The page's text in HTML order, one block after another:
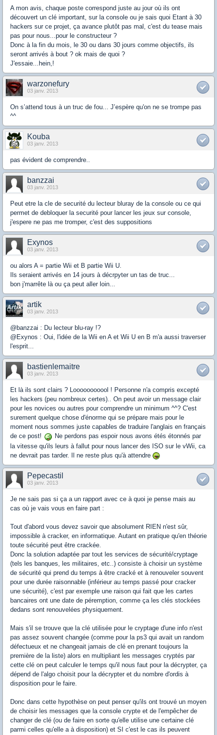
A mon avis, chaque poste correspond juste au jour où ils ont
découvert un clé important, sur la console ou je sais quoi Etant à 30
hackers sur ce projet, ça avance plutôt pas mal, c'est du tease mais
pas pour nous...pour le constructeur ?
Donc à la fin du mois, le 30 ou dans 30 jours comme objectifs, ils
seront arrivés à bout ? ok mais de quoi ?
J'essaie...hein,!
warzonefury
03 janv. 2013
On s’attend tous à un truc de fou... J’espère qu'on ne se trompe pas
^^
Kouba
03 janv. 2013
pas évident de comprendre..
banzzai
03 janv. 2013
Peut etre la cle de securité du lecteur bluray de la console ou ce qui
permet de debloquer la securité pour lancer les jeux sur console,
j'espere ne pas me tromper, c'est des suppositions
Exynos
03 janv. 2013
ou alors A = partie Wii et B partie Wii U.
Ils seraient arrivés en 14 jours à décrpyter un tas de truc...
bon j'marrête là ou ça peut aller loin...
artik
03 janv. 2013
@banzzai : Du lecteur blu-ray !?
@Exynos : Oui, l'idée de la Wii en A et Wii U en B m'a aussi traverser
l'esprit...
bastienlemaitre
03 janv. 2013
Et là ils sont clairs ? Looooooooool ! Personne n'a compris excepté
les hackers (peu nombreux certes).. On peut avoir un message clair
pour les novices ou autres pour comprendre un minimum ^^? C'est
surement quelque chose d'énorme qui se prépare mais pour le
moment nous sommes juste capables de traduire l'anglais en français
de ce post!
Ne perdons pas espoir nous avons étés étonnés par
la vitesse qu'ils leurs à fallut pour nous lancer des ISO sur le vWii, ca
ne devrait pas tarder. Il ne reste plus qu'à attendre
Pepecastil
03 janv. 2013
Je ne sais pas si ça a un rapport avec ce à quoi je pense mais au
cas où je vais vous en faire part :
Tout d'abord vous devez savoir que absolument RIEN n'est sûr,
impossible à cracker, en informatique. Autant en pratique qu'en théorie
toute sécurité peut être crackée.
Donc la solution adaptée par tout les services de sécurité/cryptage
(tels les banques, les militaires, etc..) consiste à choisir un système
de sécurité qui prend du temps à être cracké et à renouveler souvent
pour une durée raisonnable (inférieur au temps passé pour cracker
une sécurité), c'est par exemple une raison qui fait que les cartes
bancaires ont une date de péremption, comme ça les clés stockées
dedans sont renouvelées physiquement.
Mais s'il se trouve que la clé utilisée pour le cryptage d'une info n'est
pas assez souvent changée (comme pour la ps3 qui avait un random
défectueux et ne changeait jamais de clé en prenant toujours la
première de la liste) alors en multipliant les messages cryptés par
cette clé on peut calculer le temps qu'il nous faut pour la décrypter, ça
dépend de l'algo choisit pour la décrypter et du nombre d'ordis à
disposition pour le faire.
Donc dans cette hypothèse on peut penser qu'ils ont trouvé un moyen
de choisir les messages que la console crypte et de l'empêcher de
changer de clé (ou de faire en sorte qu'elle utilise une certaine clé
parmi celles qu'elle a à disposition) et SI c'est le cas ils peuvent